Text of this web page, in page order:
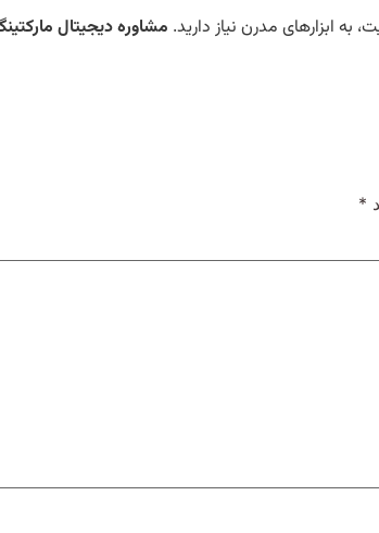
به ابزارهای مدرن نیاز دارید. مشاوره دیجیتال
*